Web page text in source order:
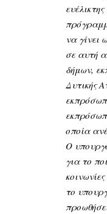
να γίνει
σε αυτή
δήμων,
Δυτικής
οποία
Ο
για το
το